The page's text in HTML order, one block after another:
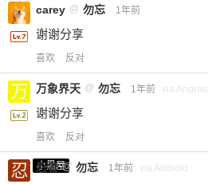
carey @ 勿忘 1年前
谢谢分享
喜欢 反对
万象界天 @ 勿忘 1年前 via Android
谢谢分享
喜欢 反对
小黑屋
忍者 @ 勿忘 1年前 via Android